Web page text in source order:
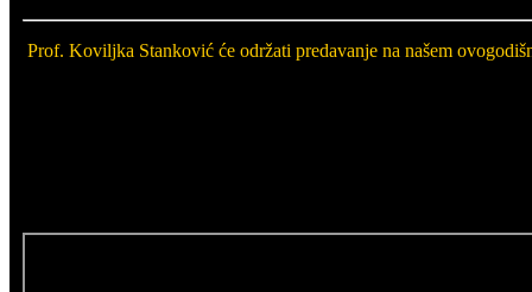
Prof. Koviljka Stanković će održati predavanje na našem